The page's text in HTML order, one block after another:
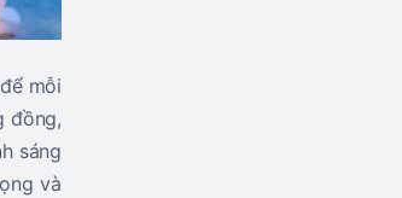
mỗi
đồng,
sáng
và